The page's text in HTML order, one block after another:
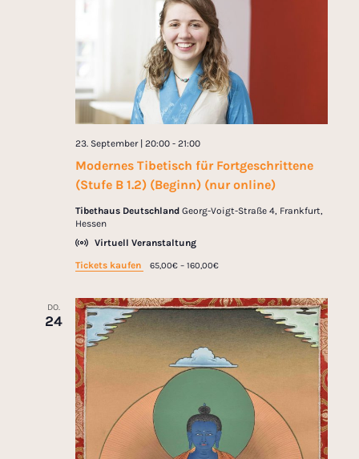
Modernes Tibetisch für Fortgeschrittene
(Stufe B 1.2) (Beginn) (nur online)
23. September | 20:00- 21:00
Tibethaus Deutschland Georg-Voigt-Straße 4, Frankfurt,
Hessen
Virtuell Veranstaltung
Tickets kaufen
65,00€ – 160,00€
DO.
24